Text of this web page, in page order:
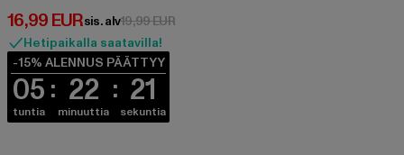
16,99 EUR
Ajankohtainen hinta: 16,99 EUR
sis. alv19,99 EURKampanjahinta: 19,99 EUR
Hetipaikalla saatavilla!
-15% ALENNUS PÄÄTTYY
05
tuntia
22
minuuttia
20
sekuntia